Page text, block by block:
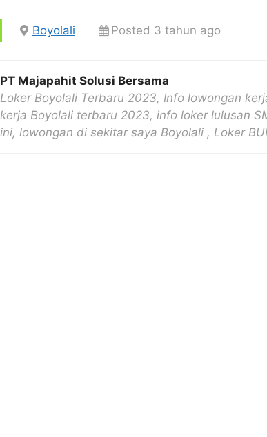
Boyolali Posted 3 tahun ago
PT Majapahit Solusi Bersama
Loker Boyolali Terbaru 2023, Info lowongan
kerja Boyolali terbaru 2023, info loker lulusan
ini, lowongan di sekitar saya Boyolali , Loker